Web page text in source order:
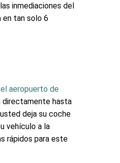
inmediaciones del
en tan solo 6
aeropuerto de
directamente hasta
usted deja su coche
vehículo a la
rápidos para este